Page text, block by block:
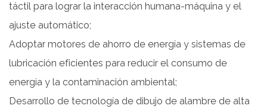
táctil para lograr la interacción humana-máquina y el
ajuste automático;
Adoptar motores de ahorro de energía y sistemas de
lubricación eficientes para reducir el consumo de
energía y la contaminación ambiental;
Desarrollo de tecnología de dibujo de alambre de alta